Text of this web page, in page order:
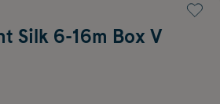
Silk 6-16m Box V